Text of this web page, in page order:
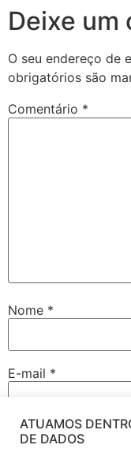
Deixe um
O seu endereço de
obrigatórios são
Comentário *
Nome *
E-mail *
Site
ATUAMOS
DE DADOS